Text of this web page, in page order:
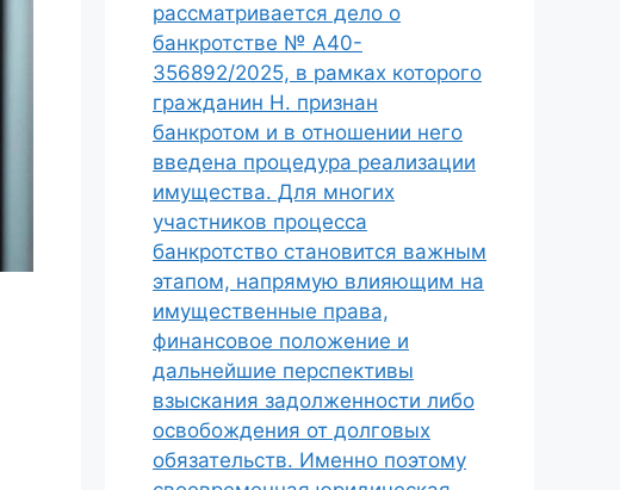
рассматривается дело о
банкротстве № А40-
356892/2025, в рамках которого
гражданин Н. признан
банкротом и в отношении него
введена процедура реализации
имущества. Для многих
участников процесса
банкротство становится важным
этапом, напрямую влияющим на
имущественные права,
финансовое положение и
дальнейшие перспективы
взыскания задолженности либо
освобождения от долговых
обязательств. Именно поэтому